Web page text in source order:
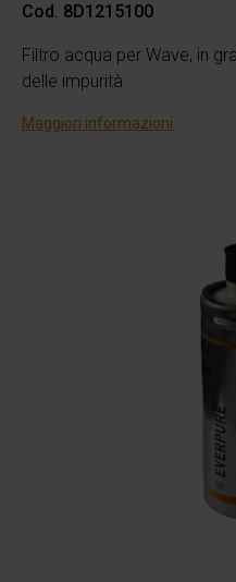
Cod. 8D1215100
Filtro acqua per Wave, in
delle impurità
Maggiori informazioni